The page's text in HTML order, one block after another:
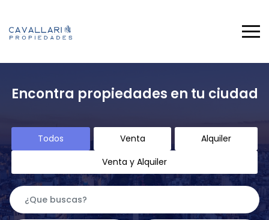
Encontra propiedades en tu ciudad
Todos Venta
Alquiler
Venta y Alquiler